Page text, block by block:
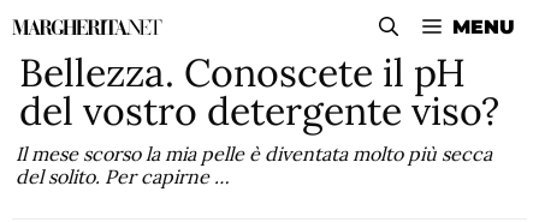
Vai
contenuto
MENU
Bellezza. Conoscete il pH
del vostro detergente viso?
Il mese scorso la mia pelle è diventata molto più secca
del solito. Per capirne …